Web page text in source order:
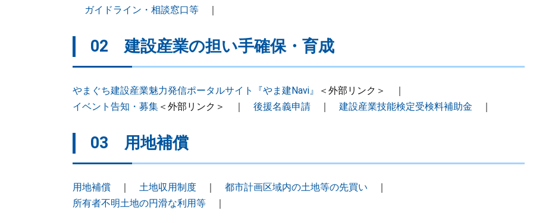
ガイドライン・相談窓口等 ｜
02 建設産業の担い手確保・育成
やまぐち建設産業魅力発信ポータルサイト『やま建Navi』 ＜外部リンク＞
｜
イベント告知・募集 ＜外部リンク＞ ｜ 後援名義申請 ｜ 建設産業技能検定受検料補助金 ｜
03 用地補償
用地補償 ｜ 土地収用制度 ｜ 都市計画区域内の土地等の先買い ｜
所有者不明土地の円滑な利用等 ｜